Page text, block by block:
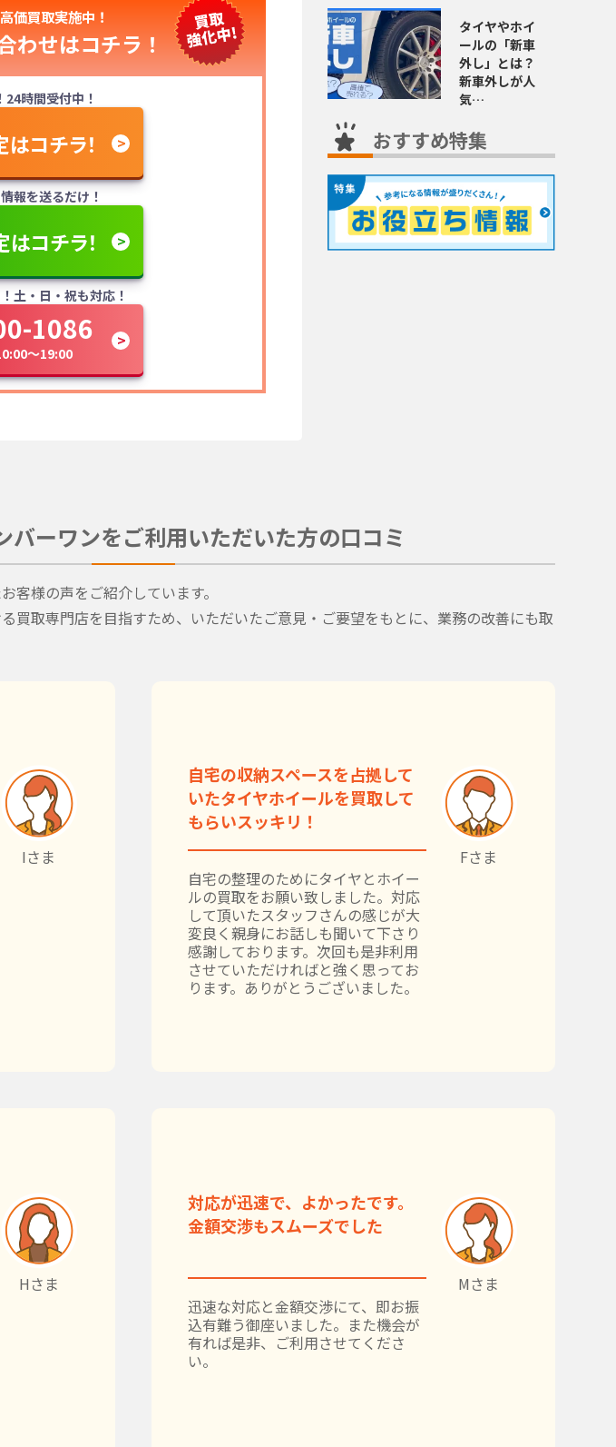
価買取実施中！
わせはコチラ！
時間受付中！
コチラ！
報を送るだけ！
コチラ！
土・日・祝も対応！
1086
～19:00
タイヤやホイ
ールの「新車
外し」とは？
新車外しが人
気…
おすすめ特集
バーワンをご利用いただいた方の口コミ
客様の声をご紹介しています。
買取専門店を目指すため、いただいたご意見・ご要望をもとに、業務の改善にも取
Iさま
自宅の収納スペースを占拠して
いたタイヤホイールを買取して
もらいスッキリ！
自宅の整理のためにタイヤとホイー
ルの買取をお願い致しました。対応
して頂いたスタッフさんの感じが大
変良く親身にお話しも聞いて下さり
感謝しております。次回も是非利用
させていただければと強く思ってお
ります。ありがとうございました。
Fさま
Hさま
対応が迅速で、よかったです。
金額交渉もスムーズでした
迅速な対応と金額交渉にて、即お振
込有難う御座いました。また機会が
有れば是非、ご利用させてくださ
い。
Mさま